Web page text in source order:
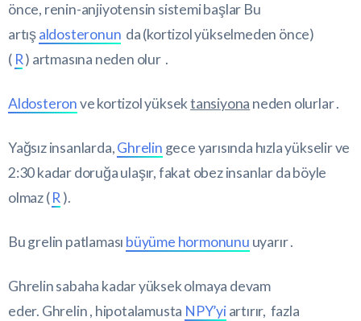
önce, renin-anjiyotensin sistemi başlar Bu
artışaldosteronun da (kortizol yükselmeden önce)
( R) artmasına neden olur .
Aldosteronve kortizol yüksektansiyona neden olurlar .
Yağsız insanlarda,Ghrelin gece yarısında hızla yükselir ve
2:30 kadar doruğa ulaşır, fakat obez insanlar da böyle
olmaz (R ).
Bu grelin patlaması büyüme hormonunu uyarır .
Ghrelin sabaha kadar yüksek olmaya devam
eder. Ghrelin , hipotalamusta NPY’yiartırır, fazla